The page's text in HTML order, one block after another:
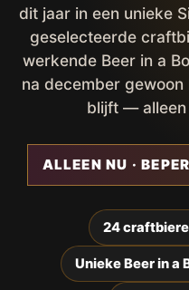
dit jaar in een unieke
geselecteerde
werkende Beer in a
na december
blijft — alleen
ALLEEN NU ·
24
Unieke Beer in a